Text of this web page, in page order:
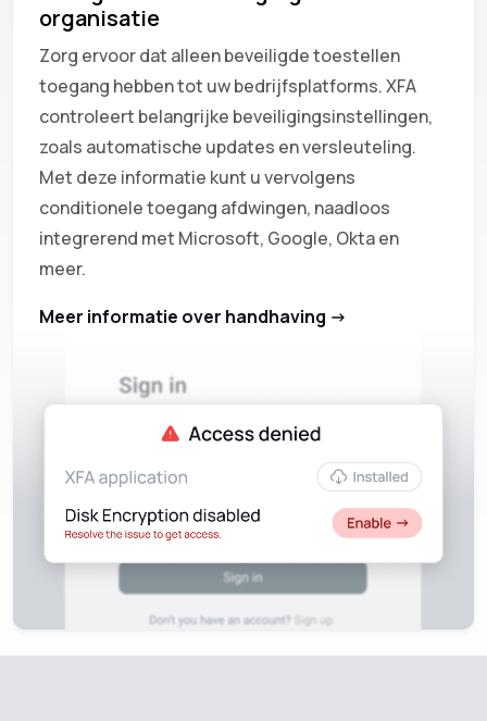
organisatie
Zorg ervoor dat alleen beveiligde toestellen
toegang hebben tot uw bedrijfsplatforms. XFA
controleert belangrijke beveiligingsinstellingen,
zoals automatische updates en versleuteling.
Met deze informatie kunt u vervolgens
conditionele toegang afdwingen, naadloos
integrerend met Microsoft, Google, Okta en
meer.
Meer informatie over handhaving ->